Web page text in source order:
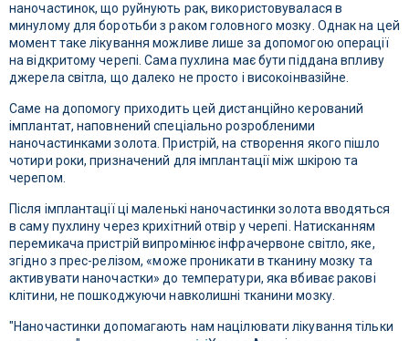
наночастинок, що руйнують рак, використовувалася в
минулому для боротьби з раком головного мозку. Однак на цей
момент таке лікування можливе лише за допомогою операції
на відкритому черепі. Сама пухлина має бути піддана впливу
джерела світла, що далеко не просто і високоінвазійне.
Саме на допомогу приходить цей дистанційно керований
імплантат, наповнений спеціально розробленими
наночастинками золота. Пристрій, на створення якого пішло
чотири роки, призначений для імплантації між шкірою та
черепом.
Після імплантації ці маленькі наночастинки золота вводяться
в саму пухлину через крихітний отвір у черепі. Натисканням
перемикача пристрій випромінює інфрачервоне світло, яке,
згідно з прес-релізом, «може проникати в тканину мозку та
активувати наночастки» до температури, яка вбиває ракові
клітини, не пошкоджуючи навколишні тканини мозку.
"Наночастинки допомагають нам націлювати лікування тільки